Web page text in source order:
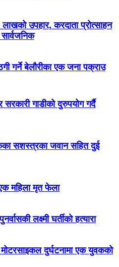
उपहार, करदाता प्रोत्साहन
गर्ने बेलौरीका एक जना पक्राउ
सरकारी गाडीको दुरुपयोग गर्दै
सशस्त्रका जवान सहित दुई
महिला मृत फेला
लक्ष्मी घर्तीको हत्यारा
मोटरसाइकल दुर्घटनामा एक युवकको